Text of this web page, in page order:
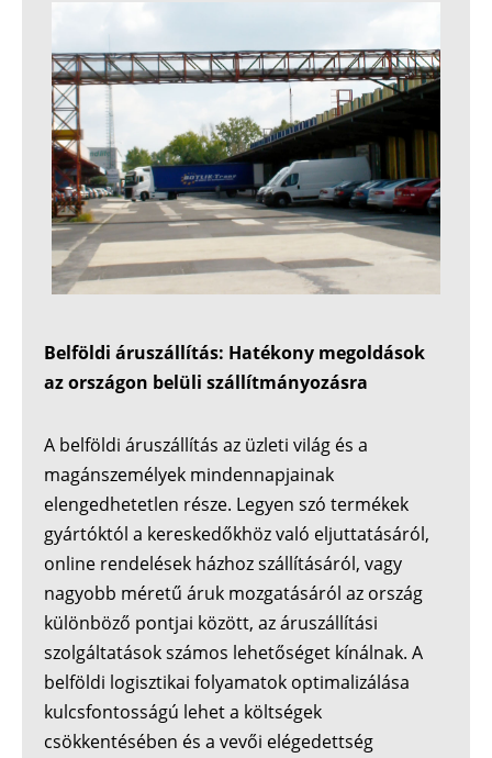
Belföldi áruszállítás: Hatékony megoldások
az országon belüli szállítmányozásra
A belföldi áruszállítás az üzleti világ és a
magánszemélyek mindennapjainak
elengedhetetlen része. Legyen szó termékek
gyártóktól a kereskedőkhöz való eljuttatásáról,
online rendelések házhoz szállításáról, vagy
nagyobb méretű áruk mozgatásáról az ország
különböző pontjai között, az áruszállítási
szolgáltatások számos lehetőséget kínálnak. A
belföldi logisztikai folyamatok optimalizálása
kulcsfontosságú lehet a költségek
csökkentésében és a vevői elégedettség